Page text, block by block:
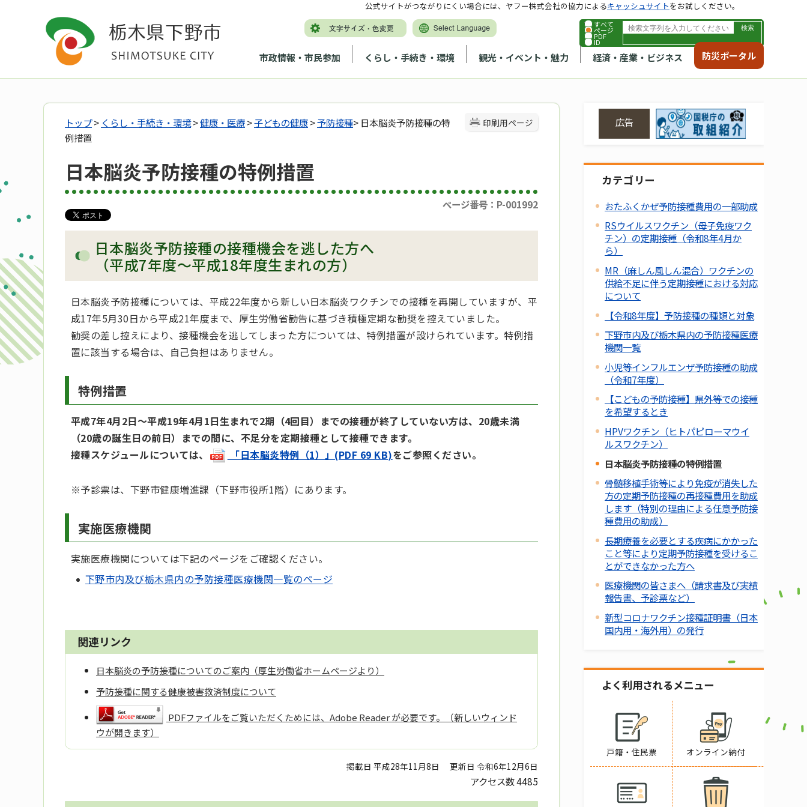
すべて
ページ
PDF
ID
市政情報・市民参加 くらし・手続き・環境 観光・イベント・魅力 経済・産業・ビジネス 防災ポータル
公式サイトがつながりにくい場合には、ヤフー株式会社の協力によるキャッシュサイトをお試しください。
印刷用ページ
トップ> くらし・手続き・環境>健康・医療>子どもの健康>予防接種> 日本脳炎予防接種の特
例措置
日本脳炎予防接種の特例措置
ページ番号：P-001992
日本脳炎予防接種の接種機会を逃した方へ
（平成7年度～平成18年度生まれの方）
日本脳炎予防接種については、平成22年度から新しい日本脳炎ワクチンでの接種を再開していますが、平
成17年5月30日から平成21年度まで、厚生労働省勧告に基づき積極定期な勧奨を控えていました。
勧奨の差し控えにより、接種機会を逃してしまった方については、特例措置が設けられています。特例措
置に該当する場合は、自己負担はありません。
特例措置
平成7年4月2日～平成19年4月1日生まれで2期（4回目）までの接種が終了していない方は、20歳未満
（20歳の誕生日の前日）までの間に、不足分を定期接種として接種できます。
接種スケジュールについては、
「日本脳炎特例（1）」(PDF 69 KB)をご参照ください。
※予診票は、下野市健康増進課（下野市役所1階）にあります。
実施医療機関
実施医療機関については下記のページをご確認ください。
下野市内及び栃木県内の予防接種医療機関一覧のページ
関連リンク
日本脳炎の予防接種についてのご案内（厚生労働省ホームページより）
予防接種に関する健康被害救済制度について
PDFファイルをご覧いただくためには、Adobe Reader が必要です。（新しいウィンド
ウが開きます）
掲載日 平成28年11月8日 更新日 令和6年12月6日
アクセス数4485
広告
カテゴリー
おたふくかぜ予防接種費用の一部助成
RSウイルスワクチン（母子免疫ワク
チン）の定期接種（令和8年4月か
ら）
MR（麻しん風しん混合）ワクチンの
供給不足に伴う定期接種における対応
について
【令和8年度】予防接種の種類と対象
下野市内及び栃木県内の予防接種医療
機関一覧
小児等インフルエンザ予防接種の助成
（令和7年度）
【こどもの予防接種】県外等での接種
を希望するとき
HPVワクチン（ヒトパピローマウイ
ルスワクチン）
日本脳炎予防接種の特例措置
骨髄移植手術等により免疫が消失した
方の定期予防接種の再接種費用を助成
します（特別の理由による任意予防接
種費用の助成）
長期療養を必要とする疾病にかかった
こと等により定期予防接種を受けるこ
とができなかった方へ
医療機関の皆さまへ（請求書及び実績
報告書、予診票など）
新型コロナワクチン接種証明書（日本
国内用・海外用）の発行
よく利用されるメニュー
戸籍・住民票 オンライン納付